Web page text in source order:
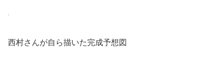
西村さんが自ら描いた完成予想図